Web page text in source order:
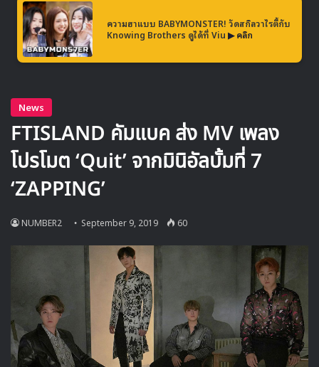
ความฮาแบบ BABYMONSTER! วัดสกิลวาไรตี้กับ
Knowing Brothers ดูได้ที่ Viu ▶ คลิก